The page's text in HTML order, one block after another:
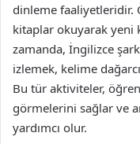
dinleme faaliyetleridir.
kitaplar okuyarak yeni
zamanda, İngilizce
izlemek, kelime
Bu tür aktiviteler,
görmelerini sağlar ve
yardımcı olur.